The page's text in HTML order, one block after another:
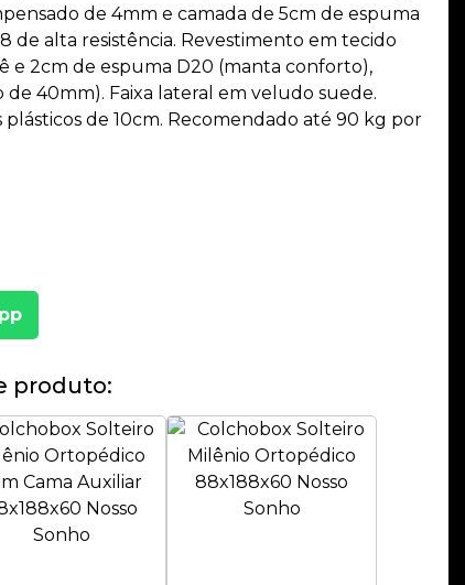
de 4mm e camada de 5cm de espuma
de alta resistência. Revestimento em tecido
e 2cm de espuma D20 (manta conforto),
40mm). Faixa lateral em veludo suede.
de 10cm. Recomendado até 90 kg por
produto: